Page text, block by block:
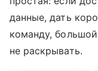
данные, дать
команду,
не раскрывать.